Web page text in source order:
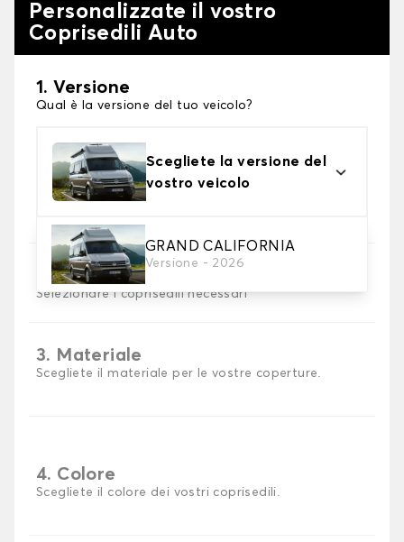
Personalizzate il vostro
Coprisedili Auto
1. Versione
Qual è la versione del tuo veicolo?
Scegliete la versione del
vostro veicolo
GRAND CALIFORNIA
Versione - 2026
2. Set di coperture
Selezionare i coprisedili necessari
3. Materiale
Scegliete il materiale per le vostre coperture.
4. Colore
Scegliete il colore dei vostri coprisedili.